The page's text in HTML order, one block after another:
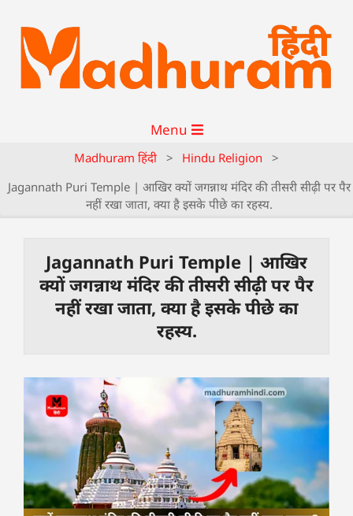
Menu
Madhuram हिंदी > Hindu Religion
>
Jagannath Puri Temple | आखिर क्यों जगन्नाथ मंदिर की तीसरी सीढ़ी पर पैर
नहीं रखा जाता, क्या है इसके पीछे का रहस्य.
Jagannath Puri Temple | आखिर
क्यों जगन्नाथ मंदिर की तीसरी सीढ़ी पर पैर
नहीं रखा जाता, क्या है इसके पीछे का
रहस्य.